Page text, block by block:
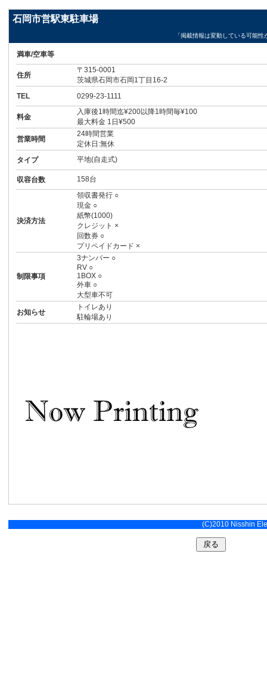
石岡市営駅東駐車場
「掲載情報は変動している可能
満車/空車等
住所
〒315-0001
茨城県石岡市石岡1丁目16-2
TEL
0299-23-1111
料金
入庫後1時間迄¥200以降1時間毎¥100
最大料金 1日¥500
営業時間
24時間営業
定休日:無休
タイプ
平地(自走式)
収容台数 158台
決済方法
領収書発行 ○
現金 ○
紙幣(1000)
クレジット ×
回数券 ○
プリペイドカード ×
制限事項
3ナンバー ○
RV ○
1BOX ○
外車 ○
大型車不可
お知らせ
トイレあり
駐輪場あり
(C)2010 Nisshin